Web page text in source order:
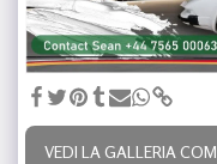
VEDI LA GALLERIA